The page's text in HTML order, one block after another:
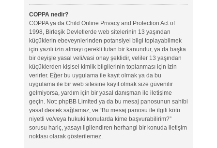
COPPA nedir?
COPPA ya da Child Online Privacy and Protection Act of
1998, Birleşik Devletlerde web sitelerinin 13 yaşından
küçüklerin ebeveynlerinden potansiyel bilgi toplayabilmek
için yazılı izin almayı gerekli tutan bir kanundur, ya da başka
bir deyişle yasal veli/vasi onay şeklidir, veliler 13 yaşından
küçüklerden kişisel kimlik bilgilerinin toplanması için izin
verirler. Eğer bu uygulama ile kayıt olmak ya da bu
uygulama ile bir web sitesine kayıt olmak size güvenilir
gelmiyorsa, yardım için bir yasal danışman ile iletişime
geçin. Not: phpBB Limited ya da bu mesaj panosunun sahibi
yasal destek sağlamaz, ve “Bu mesaj panosu ile ilgili kötü
niyetli ve/veya hukuki konularda kime başvurabilirim?”
sorusu hariç, yasayı ilgilendiren herhangi bir konuda iletişim
noktası olarak gösterilemez.